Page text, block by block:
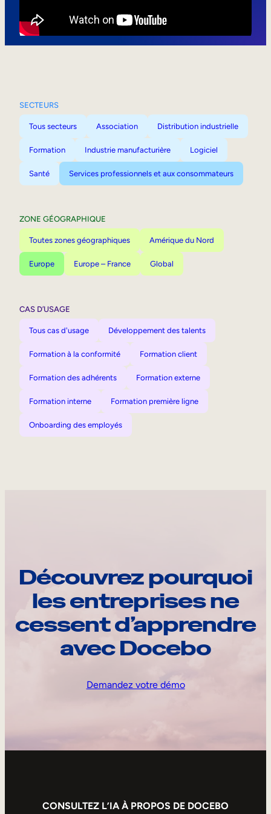
SECTEURS
Tous secteurs Association Distribution industrielle
Formation Industrie manufacturière Logiciel
Santé Services professionnels et aux consommateurs
ZONE GÉOGRAPHIQUE
Toutes zones géographiques Amérique du Nord
Europe Europe – France Global
CAS D’USAGE
Tous cas d'usage Développement des talents
Formation à la conformité Formation client
Formation des adhérents Formation externe
Formation interne Formation première ligne
Onboarding des employés
Découvrez pourquoi
les entreprises ne
cessent d’apprendre
avec Docebo
Demandez votre démo
CONSULTEZ L’IA À PROPOS DE DOCEBO